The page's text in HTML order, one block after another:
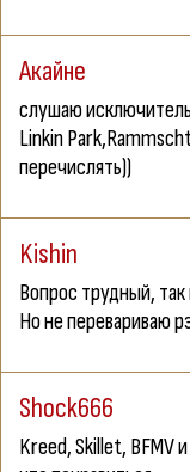
Акайне
слушаю
Linkin
перечислять))
Kishin
Вопрос трудный,
Но не перевариваю
Shock666
Kreed, Skillet, BFMV